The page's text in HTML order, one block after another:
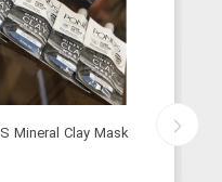
Mineral Clay Mask